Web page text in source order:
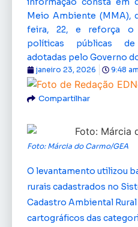
Meio Ambiente (MMA),
feira, 22, e reforça o
políticas públicas
adotadas pelo Governo
janeiro 23, 2026 9:48 am
Compartilhar
Foto: Márcia do Carmo/GEA
O levantamento utilizou
rurais cadastrados no
Cadastro Ambiental
cartográficos das